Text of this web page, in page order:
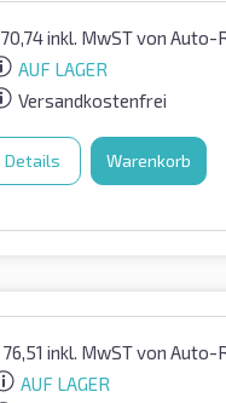
70,74inkl. MwSTvon Auto-
AUF LAGER
Versandkostenfrei
Details Warenkorb
76,51 inkl. MwSTvon Auto-
AUF LAGER